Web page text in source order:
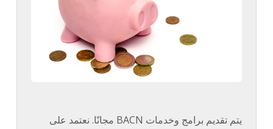
يتم تقديم برامج وخدمات BACN مجانًا. نعتمد على